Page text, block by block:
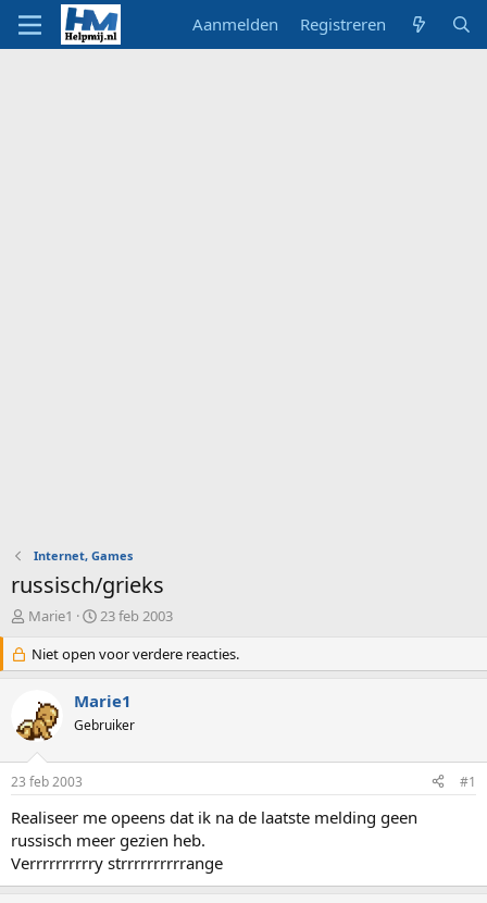
Aanmelden Registreren
Internet, Games
russisch/grieks
O
d
e
w
e
p
s
t
a
r
t
e
Marie1
S
a
r
d
a
m
23 feb 2003
Niet open voor verdere reacties.
Marie1
Gebruiker
23 feb 2003 #1
Realiseer me opeens dat ik na de laatste melding geen
russisch meer gezien heb.
Verrrrrrrrrry strrrrrrrrrrange